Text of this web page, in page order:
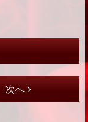
次へ